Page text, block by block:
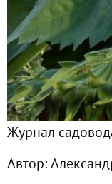
Журнал
Автор:
Очередной
Фотокотокоши
Зеленеет грунт
Начало весны.